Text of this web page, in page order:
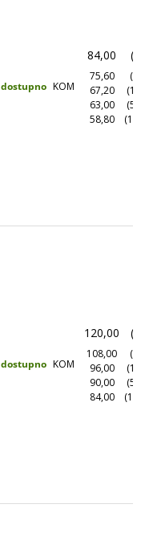
dostupno KOM
84,00
75,60
67,20
63,00
58,80
dostupno KOM
120,00
108,00
96,00
90,00
84,00